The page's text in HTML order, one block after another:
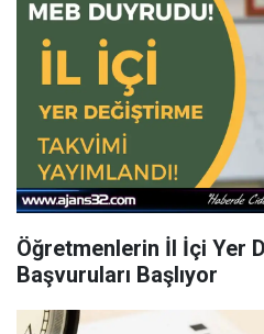
Öğretmenlerin İl İçi Yer
Başvuruları Başlıyor